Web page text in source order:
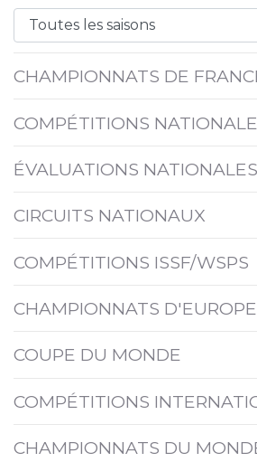
CHAMPIONNATS DE
COMPÉTITIONS
ÉVALUATIONS NATIONALES
CIRCUITS NATIONAUX
COMPÉTITIONS ISSF/WSPS
CHAMPIONNATS D'EUROPE
COUPE DU MONDE
COMPÉTITIONS
CHAMPIONNATS DU